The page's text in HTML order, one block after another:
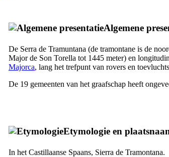
Algemene
De Serra de Tramuntana (de tramontane is de
Major de Son Torella tot 1445 meter) en
Majorca, lang het trefpunt van rovers en
De 19 gemeenten van het graafschap heeft
Etymologie en
In het Castillaanse Spaans, Sierra de Tramontana.